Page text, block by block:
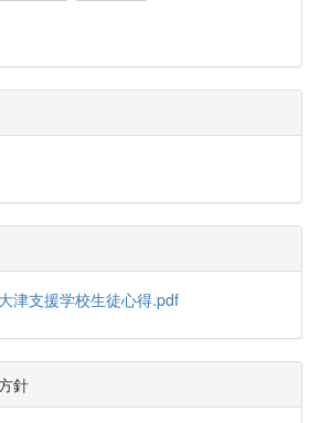
津支援学校生徒心得.pdf
針